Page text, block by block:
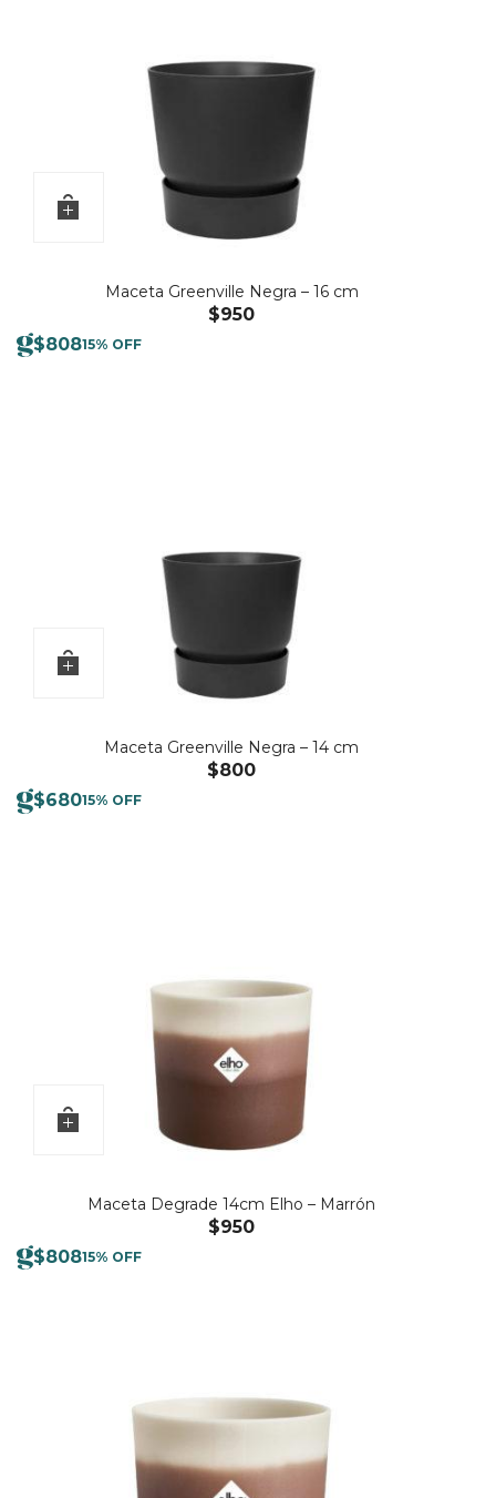
Maceta Greenville Negra – 16 cm
$950
$80815% OFF
Maceta Greenville Negra – 14 cm
$800
$68015% OFF
Maceta Degrade 14cm Elho – Marrón
$950
$80815% OFF